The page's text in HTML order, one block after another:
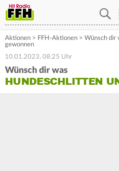
Aktionen > FFH-Aktionen > Wünsch dir
gewonnen
10.01.2023, 08:25 Uhr
Wünsch dir was
HUNDESCHLITTEN